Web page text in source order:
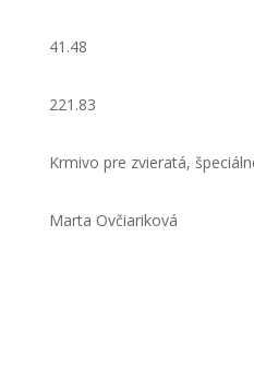
41.48
221.83
Krmivo pre zvieratá,
Marta Ovčiariková